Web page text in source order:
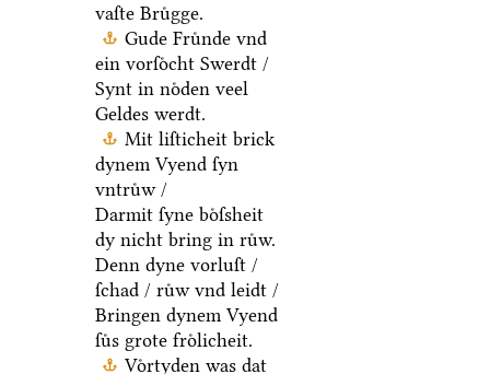
vaſte Bruͤgge.
Gude Fruͤnde vnd
ein vorſoͤcht Swerdt /
Synt in noͤden veel
Geldes werdt.
Mit liſticheit brick
dynem Vyend ſyn
vntruͤw /
Darmit ſyne boͤſsheit
dy nicht bring in ruͤw.
Denn dyne vorluſt /
ſchad / ruͤw vnd leidt /
Bringen dynem Vyend
ſuͤs grote froͤlicheit.
Voͤrtyden was dat